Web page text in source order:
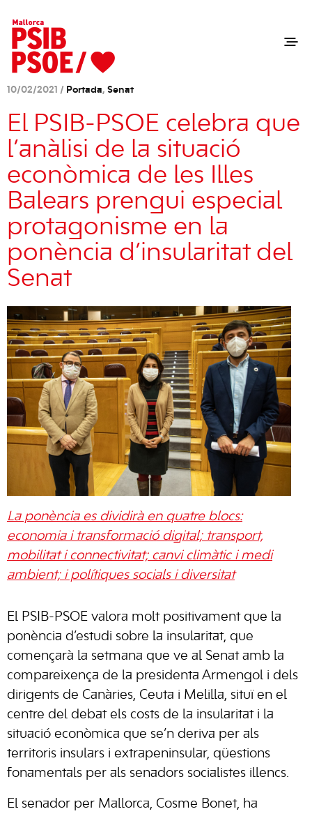
10/02/2021 / Portada, Senat
El PSIB-PSOE celebra que
l’anàlisi de la situació
econòmica de les Illes
Balears prengui especial
protagonisme en la
ponència d’insularitat del
Senat
La ponència es dividirà en quatre blocs:
economia i transformació digital; transport,
mobilitat i connectivitat; canvi climàtic i medi
ambient; i polítiques socials i diversitat
El PSIB-PSOE valora molt positivament que la
ponència d’estudi sobre la insularitat, que
començarà la setmana que ve al Senat amb la
compareixença de la presidenta Armengol i dels
dirigents de Canàries, Ceuta i Melilla, situï en el
centre del debat els costs de la insularitat i la
situació econòmica que se’n deriva per als
territoris insulars i extrapeninsular, qüestions
fonamentals per als senadors socialistes illencs.
El senador per Mallorca, Cosme Bonet, ha